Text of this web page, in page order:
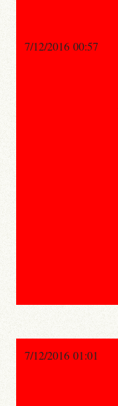
7/12/2016 00:57
7/12/2016 01:01